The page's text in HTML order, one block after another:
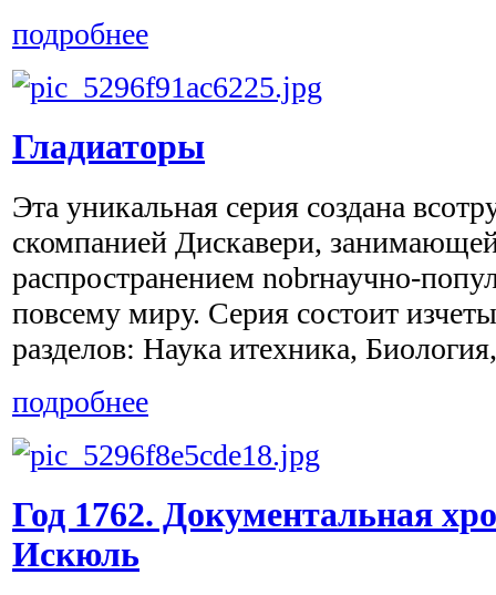
подробнее
Гладиаторы
Эта уникальная серия создана
скомпанией Дискавери,
распространением nobrнаучно-
повсему миру. Серия состоит
разделов: Наука итехника,
подробнее
Год 1762. Документальная
Искюль